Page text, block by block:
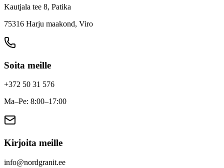
Kautjala tee 8, Patika
75316 Harju maakond, Viro
Soita meille
+372 50 31 576
Ma–Pe: 8:00–17:00
Kirjoita meille
info@nordgranit.ee